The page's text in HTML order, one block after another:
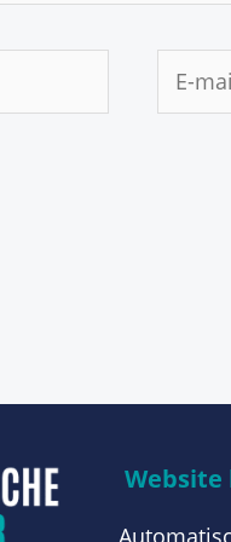
mail*
Website